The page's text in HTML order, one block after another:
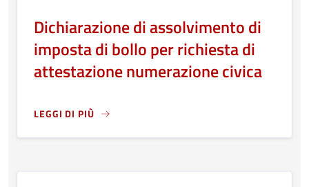
Dichiarazione di assolvimento di
imposta di bollo per richiesta di
attestazione numerazione civica
LEGGI DI PIÙ
LEGGI ANCORA RIGUARDO A: DICHIARAZIONE DI